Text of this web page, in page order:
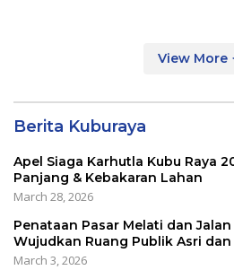
View More
Berita Kuburaya
Apel Siaga Karhutla Kubu Raya
Panjang & Kebakaran Lahan
March 28, 2026
Penataan Pasar Melati dan
Wujudkan Ruang Publik Asri
March 3, 2026